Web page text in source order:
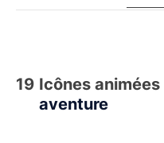
19 Icônes animées
aventure